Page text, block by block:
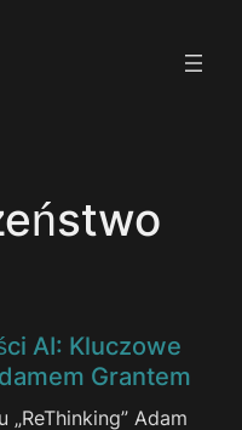
AI: Kluczowe
Grantem
Adam